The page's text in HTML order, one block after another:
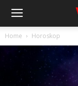
Home Horoskop